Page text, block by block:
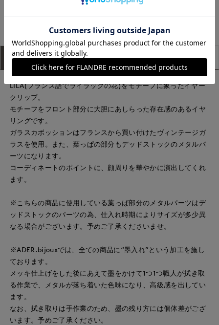
アイテム説明 サイズ詳細 購入レビュー
LILA(フランス語でライラックの花)をモチーフに象ったイヤー
クリップ。
モチーフをフロント部分に大胆にあしらった存在感のあるイヤ
リングです。
ガラスカボッションはフランスから買い付けたヴィンテージガ
ラスを使用。また、葉っぱの部分もデッドストックのメタルパ
ーツになります。
コーディネートのポイントに、顔周りを華やかに演出してくれ
ます。
※こちらの商品に使用している葉っぱ部分のメタルパーツはデ
ッドストックのパーツの為、仕入れ時期によりサイズが多少異
なる場合がございます。予めご了承くださいませ。
※ADER.bijouxでは、全ての商品に“墨入れ”という加工を施し
ております。
メッキ仕上げをした後にあえて墨をかけて1つ1つ職人が拭き取
る作業で、メタルが落ち着いた色味になり、高級感を出してい
ます。
なお、拭き取りは手作業のため、墨の残り方には個体差がござ
います。予めご了承ください。